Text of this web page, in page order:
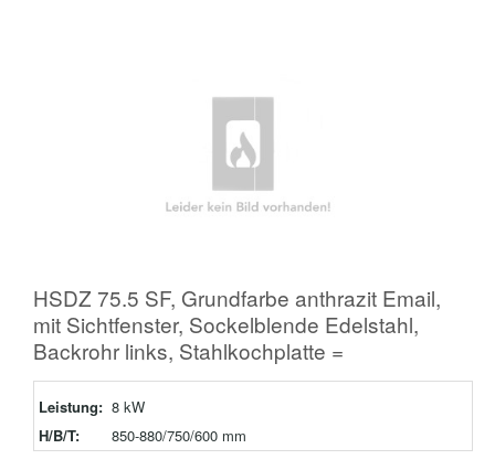
HSDZ 75.5 SF, Grundfarbe anthrazit Email,
mit Sichtfenster, Sockelblende Edelstahl,
Backrohr links, Stahlkochplatte =
Leistung: 8 kW
H/B/T:
850-880/750/600 mm